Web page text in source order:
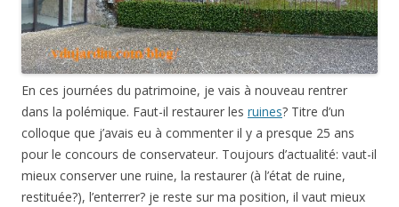
En ces journées du patrimoine, je vais à nouveau rentrer
dans la polémique. Faut-il restaurer les ruines? Titre d’un
colloque que j’avais eu à commenter il y a presque 25 ans
pour le concours de conservateur. Toujours d’actualité: vaut-il
mieux conserver une ruine, la restaurer (à l’état de ruine,
restituée?), l’enterrer? je reste sur ma position, il vaut mieux